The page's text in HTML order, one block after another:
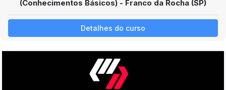
(Conhecimentos Básicos) - Franco da Rocha (SP)
Detalhes do curso